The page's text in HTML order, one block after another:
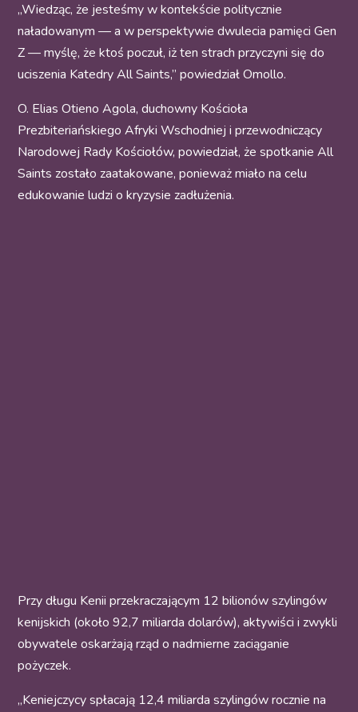
„Wiedząc, że jesteśmy w kontekście politycznie
naładowanym — a w perspektywie dwulecia pamięci Gen
Z — myślę, że ktoś poczuł, iż ten strach przyczyni się do
uciszenia Katedry All Saints,” powiedział Omollo.
O. Elias Otieno Agola, duchowny Kościoła
Prezbiteriańskiego Afryki Wschodniej i przewodniczący
Narodowej Rady Kościołów, powiedział, że spotkanie All
Saints zostało zaatakowane, ponieważ miało na celu
edukowanie ludzi o kryzysie zadłużenia.
Przy długu Kenii przekraczającym 12 bilionów szylingów
kenijskich (około 92,7 miliarda dolarów), aktywiści i zwykli
obywatele oskarżają rząd o nadmierne zaciąganie
pożyczek.
„Keniejczycy spłacają 12,4 miliarda szylingów rocznie na